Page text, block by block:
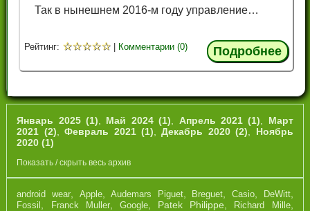
Так в нынешнем 2016-м году управление…
Рейтинг: ☆☆☆☆☆ Комментарии (0) Подробнее
Январь 2025 (1) Май 2024 (1) Апрель 2021 (1)
Март
2021 (2) ,Февраль 2021 (1) ,Декабрь 2020 (2)
Ноябрь
2020 (1)
Показать / скрыть весь архив
android wear, Apple,Audemars Piguet, Breguet,Casio, DeWitt,
Fossil , Franck Muller, Google, Patek Philippe, Richard Mille,